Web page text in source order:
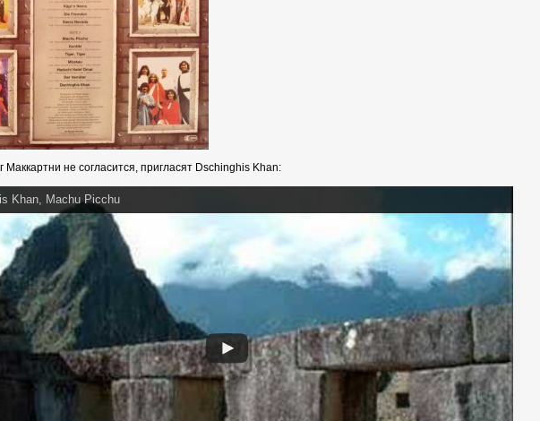
Маккартни не согласится, пригласят Dschinghis Khan:
Khan, Machu Picchu